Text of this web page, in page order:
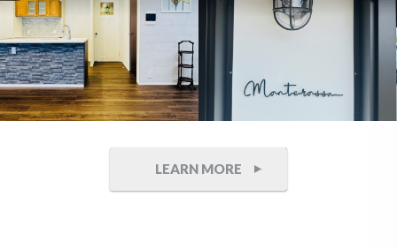
LEARN MORE